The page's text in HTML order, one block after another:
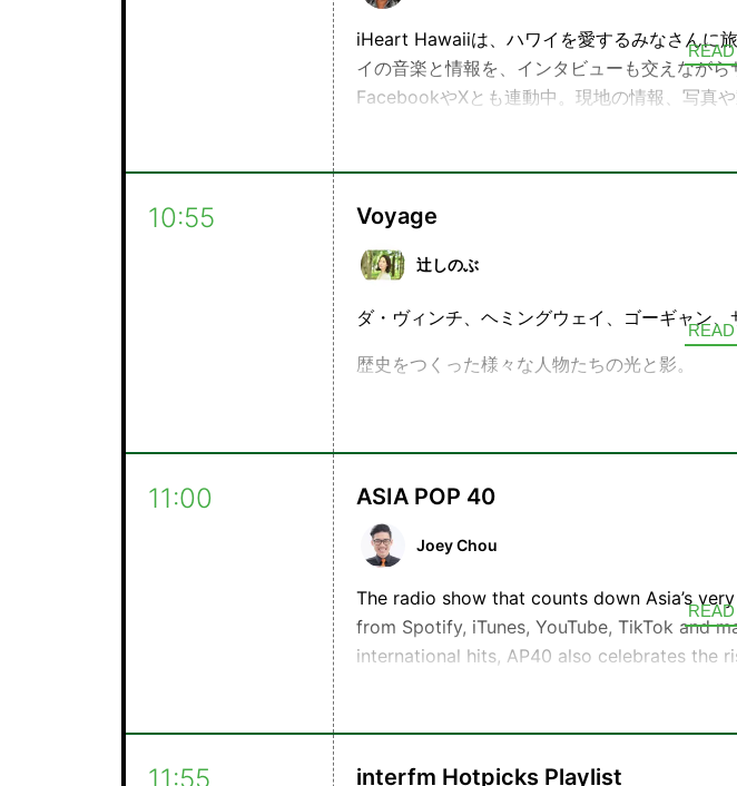
iHeart Hawaiiは、ハワイを愛するみなさんに
イの音楽と情報を、インタビューも交えなが
FacebookやXとも連動中。現地の情報、写真
10:55 Voyage
辻しのぶ
ダ・ヴィンチ、ヘミングウェイ、ゴーギャン
歴史をつくった様々な人物たちの光と影。
少し乾きかけたあなたの心に、好奇心という
り物です。
ハッシュタグ →
■放送時間
月曜日〜金曜日 6:52 / 9:55 / 10:28
日曜日 10:55 / 15:55
11:00 ASIA POP 40
Joey Chou
The radio show that counts down Asia’s
from Spotify, iTunes, YouTube, TikTok and
international hits, AP40 also celebrates the
11:55 interfm Hotpicks Playlist